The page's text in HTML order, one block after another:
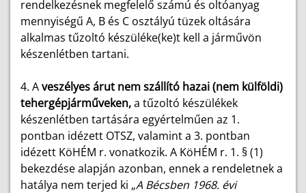
rendelkezésnek megfelelő számú és oltóanyag
mennyiségű A, B és C osztályú tüzek oltására
alkalmas tűzoltó készüléke(ke)t kell a járművön
készenlétben tartani.
4. Aveszélyes árut nem szállító hazai (nem külföldi)
tehergépjárműveken,a tűzoltó készülékek
készenlétben tartására egyértelműen az 1.
pontban idézett OTSZ, valamint a 3. pontban
idézett KöHÉM r. vonatkozik. A KöHÉM r. 1. § (1)
bekezdése alapján azonban, ennek a rendeletnek a
hatálya nem terjed ki „A Bécsben 1968. évi